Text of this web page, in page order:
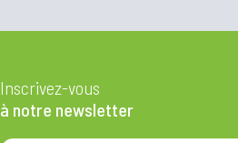
Inscrivez-vous
à notre newsletter